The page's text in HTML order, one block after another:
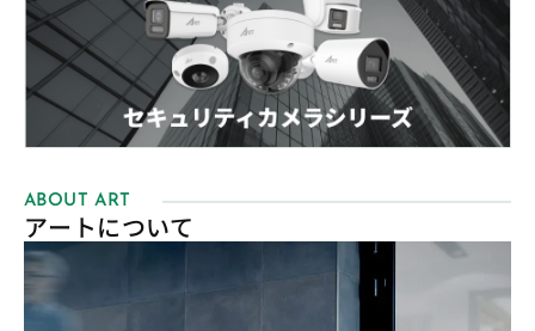
ABOUT ART
アートについて